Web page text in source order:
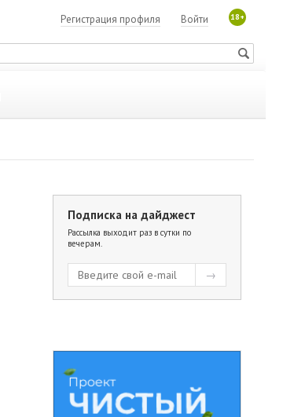
18+
Войти
Регистрация профиля
Подписка на дайджест
Рассылка выходит раз в сутки по
вечерам.